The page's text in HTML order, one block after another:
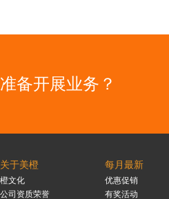
准备开展业务？
关于美橙
橙文化
公司资质荣誉
每月最新
优惠促销
有奖活动